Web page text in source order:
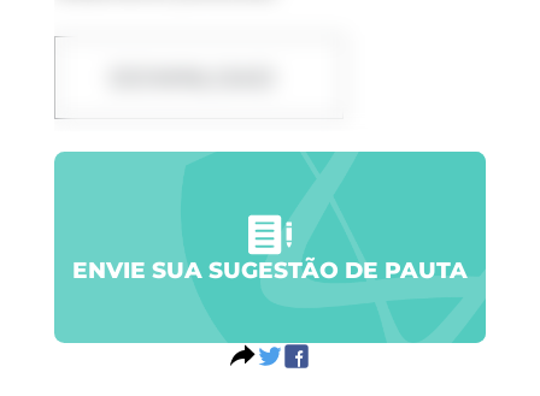
ENVIE SUA SUGESTÃO DE PAUTA